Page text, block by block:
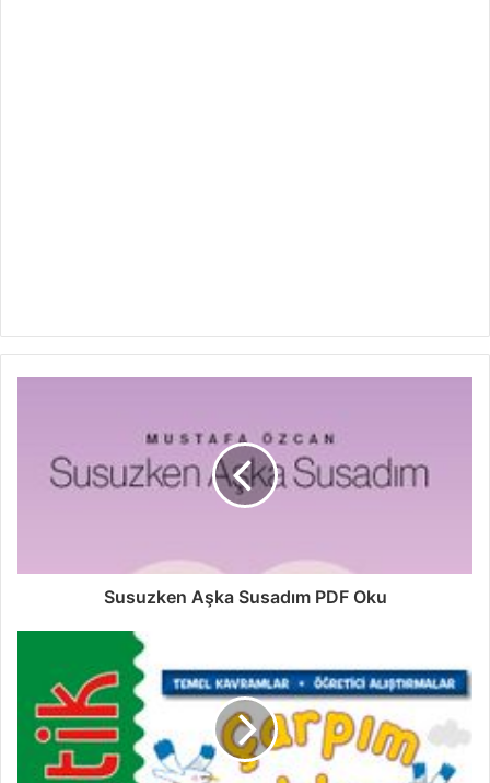
Susuzken Aşka Susadım PDF Oku